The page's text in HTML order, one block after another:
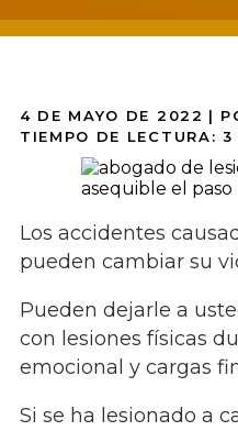
4 DE MAYO DE 2022 |
TIEMPO DE LECTURA: 3
Los accidentes
pueden cambiar su
Pueden dejarle a
con lesiones físicas
emocional y cargas
Si se ha lesionado a